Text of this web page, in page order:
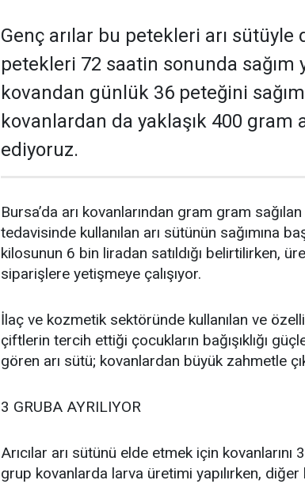
Genç arılar bu petekleri arı sütüyle
petekleri 72 saatin sonunda sağım
kovandan günlük 36 peteğini
kovanlardan da yaklaşık 400 gram
ediyoruz.
Bursa’da arı kovanlarından gram gram
tedavisinde kullanılan arı sütünün sağımına
kilosunun 6 bin liradan satıldığı belirtilirken,
siparişlere yetişmeye çalışıyor.
İlaç ve kozmetik sektöründe kullanılan ve
çiftlerin tercih ettiği çocukların bağışıklığı
gören arı sütü; kovanlardan büyük zahmetle
3 GRUBA AYRILIYOR
Arıcılar arı sütünü elde etmek için kovanlarını
grup kovanlarda larva üretimi yapılırken, diğer